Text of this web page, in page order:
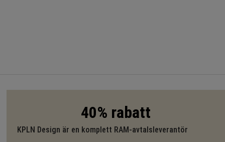
40% rabatt
KPLN Design är en komplett RAM-avtalsleverantör